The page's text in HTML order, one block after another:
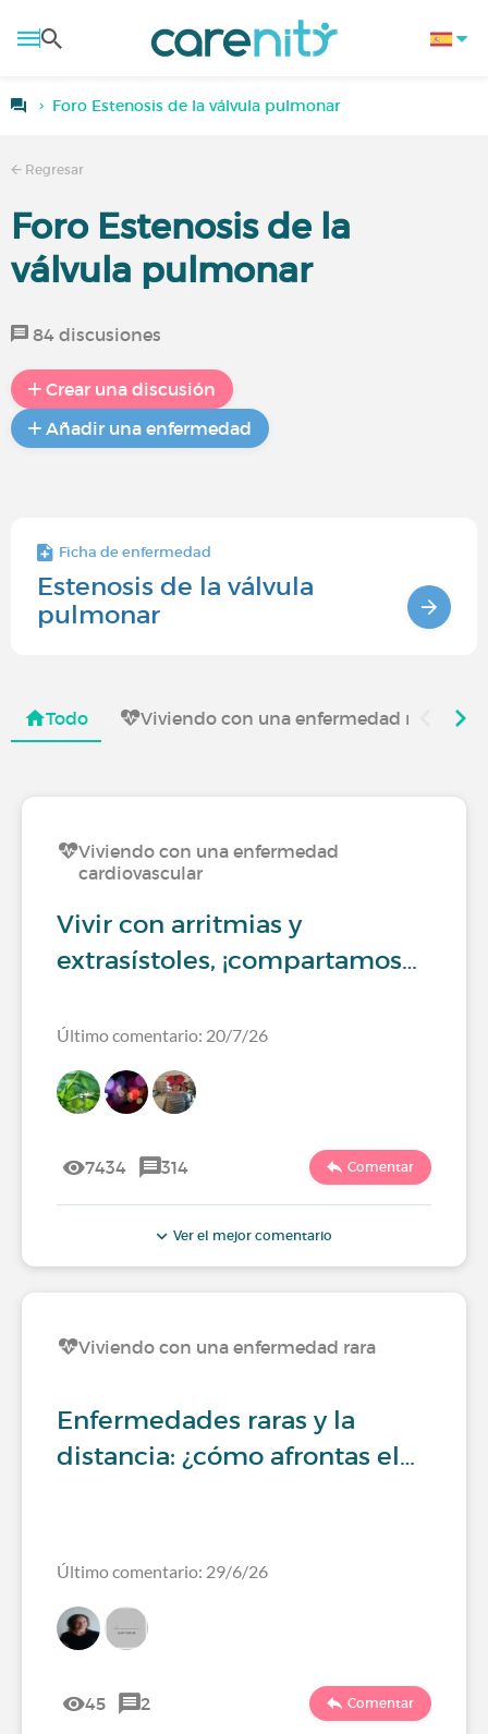
Foro Estenosis de la válvula pulmonar
Regresar
Foro Estenosis de la
válvula pulmonar
84 discusiones
Crear una discusión
Añadir una enfermedad
Ficha de enfermedad
Estenosis de la válvula
pulmonar
Todo Viviendo con una enfermedad rara
Viviendo con una enfermedad
cardiovascular
Vivir con arritmias y
extrasístoles, ¡compartamos…
Último comentario: 20/7/26
7434 314 Comentar
Ver el mejor comentario
Viviendo con una enfermedad rara
Enfermedades raras y la
distancia: ¿cómo afrontas el…
Último comentario: 29/6/26
45 2 Comentar